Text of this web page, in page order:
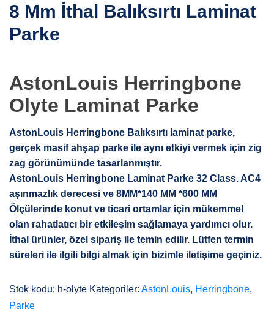
8 Mm İthal Balıksırtı Laminat
Parke
AstonLouis Herringbone
Olyte Laminat Parke
AstonLouis Herringbone Balıksırtı laminat parke,
gerçek masif ahşap parke ile aynı etkiyi vermek için zig
zag görünümünde tasarlanmıştır.
AstonLouis Herringbone Laminat Parke 32 Class. AC4
aşınmazlık derecesi ve 8MM*140 MM *600 MM
Ölçülerinde konut ve ticari ortamlar için mükemmel
olan rahatlatıcı bir etkileşim sağlamaya yardımcı olur.
İthal ürünler, özel sipariş ile temin edilir. Lütfen termin
süreleri ile ilgili bilgi almak için bizimle iletişime geçiniz.
Stok kodu: h-olyte Kategoriler: AstonLouis, Herringbone,
Parke